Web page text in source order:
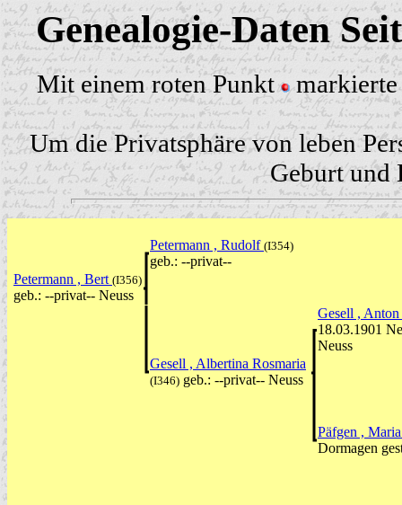
Genealogie-Daten
Mit einem roten Punkt markierte
Um die Privatsphäre von leben
Geburt und
Petermann , Rudolf (I354)
geb.: --privat--
Petermann , Bert (I356)
geb.: --privat-- Neuss
Gesell , Anton
18.03.1901
Neuss
Gesell , Albertina Rosmaria
(I346) geb.: --privat-- Neuss
Päfgen ,
Dormagen